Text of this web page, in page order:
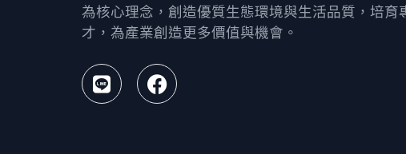
為核心理念，創造優質生態環境與生活品質，培育
才，為產業創造更多價值與機會。